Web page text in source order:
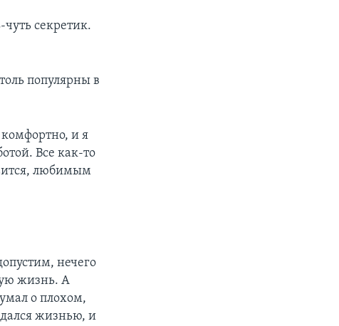
чуть секретик.
популярны в
комфортно, и я
Все как-то
любимым
нечего
жизнь. А
о плохом,
жизнью, и